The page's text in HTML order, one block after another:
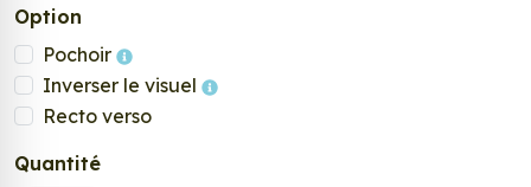
Option
Pochoir
Inverser le visuel
Recto verso
Quantité